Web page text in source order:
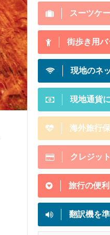
スーツケ
街歩き用バ
現地のネ
現地通貨
海外旅行
クレジッ
旅行の便
翻訳機を